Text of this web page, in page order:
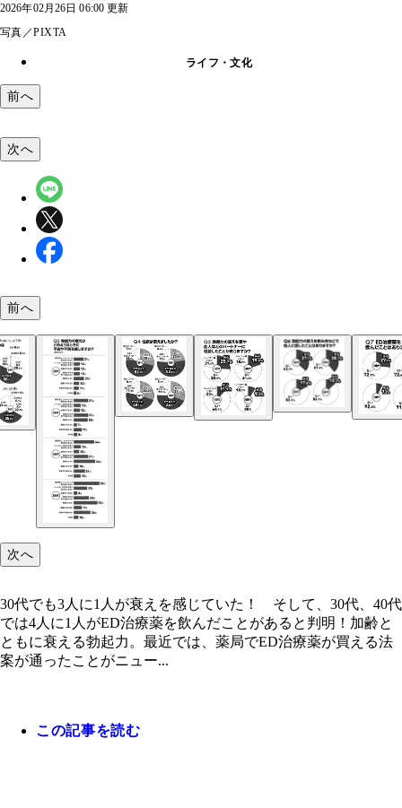
2026年02月26日 06:00 更新
写真／PIXTA
ライフ・文化
前へ
30代でも3人に1人が衰えを感じていた！ そして
代、40代では4人に1人がED治療薬を飲んだことが
判明！
次へ
前へ
次へ
30代でも3人に1人が衰えを感じていた！ そして、30代、40代
では4人に1人がED治療薬を飲んだことがあると判明！加齢と
ともに衰える勃起力。最近では、薬局でED治療薬が買える法
案が通ったことがニュー...
この記事を読む